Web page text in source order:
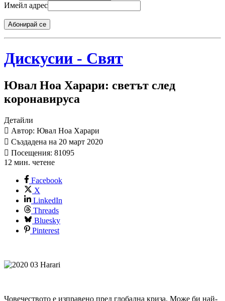
Имейл адрес
Абонирай се
Дискусии - Свят
Ювал Ноа Харари: светът след
коронавируса
Детайли
Автор: Ювал Ноа Харари
Създадена на 20 март 2020
Посещения: 81095
12 мин. четене
Facebook
X
LinkedIn
Threads
Bluesky
Pinterest
Човечеството е изправено пред глобална криза. Може би най-